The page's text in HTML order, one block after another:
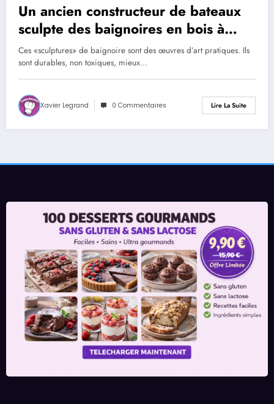
Un ancien constructeur de bateaux
sculpte des baignoires en bois à
couper le souffle
Ces «sculptures» de baignoire sont des œuvres d’art pratiques. Ils
sont durables, non toxiques, mieux…
Xavier Legrand 0 Commentaires Lire La Suite